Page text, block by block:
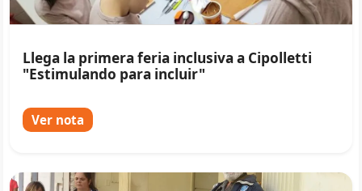
Llega la primera feria inclusiva a Cipolletti
"Estimulando para incluir"
Ver nota